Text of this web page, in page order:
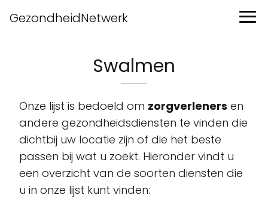
GezondheidNetwerk
Swalmen
Onze lijst is bedoeld om zorgverleners en
andere gezondheidsdiensten te vinden die
dichtbij uw locatie zijn of die het beste
passen bij wat u zoekt. Hieronder vindt u
een overzicht van de soorten diensten die
u in onze lijst kunt vinden: